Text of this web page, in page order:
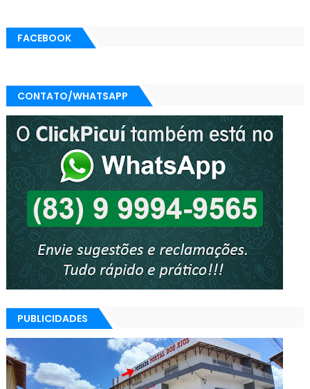
FACEBOOK
CONTATO/WHATSAPP
PUBLICIDADES